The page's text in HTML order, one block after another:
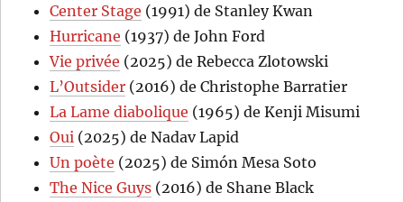
Center Stage (1991) de Stanley Kwan
Hurricane (1937) de John Ford
Vie privée (2025) de Rebecca Zlotowski
L’Outsider (2016) de Christophe Barratier
La Lame diabolique (1965) de Kenji Misumi
Oui (2025) de Nadav Lapid
Un poète (2025) de Simón Mesa Soto
The Nice Guys (2016) de Shane Black